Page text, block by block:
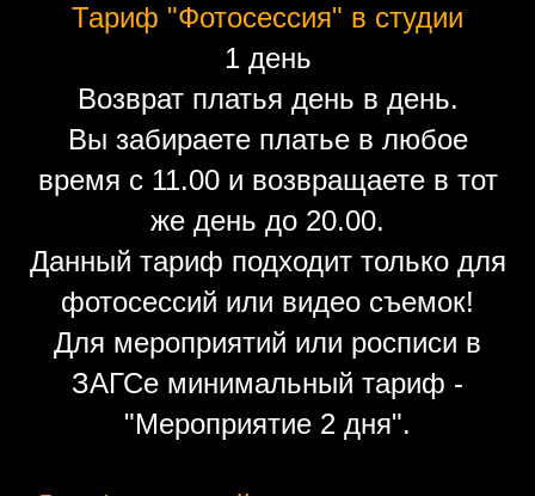
Тариф "Фотосессия" в студии
1 день
Возврат платья день в день.
Вы забираете платье в любое
время с 11.00 и возвращаете в тот
же день до 20.00.
Данный тариф подходит только для
фотосессий или видео съемок!
Для мероприятий или росписи в
ЗАГСе минимальный тариф -
"Мероприятие 2 дня".